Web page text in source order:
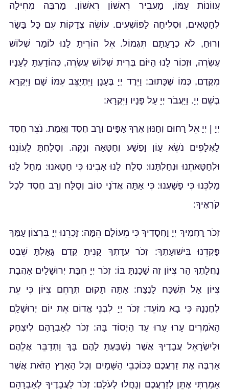
עֲווֹנוֹת עַמּוֹ, מַעֲבִיר רִאשׁוֹן רִאשׁוֹן. מַרְבֶּה מְחִילָה
לְחַטָּאִים, וּסְלִיחָה לַפּוֹשְׁעִים. עוֹשֵׂה צְדָקוֹת עִם כָּל בָּשָׂר
וְרוּחַ, לֹא כְרָעָתָם תִּגְמוֹל. אֵל הוֹרֵיתָ לָנוּ לוֹמַר שְׁלוֹשׁ
עֶשְׂרֵה, וּזְכוֹר לָנוּ הַיּוֹם בְּרִית שְׁלוֹשׁ עֶשְׂרֵה, כְּהוֹדַעְתָּ לֶעָנָיו
מִקֶּדֶם, כְּמוֹ שֶׁכָּתוּב: וַיֵּרֶד יְיָ בֶּעָנָן וַיִּתְיַצֵּב עִמּוֹ שָׁם וַיִּקְרָא
בְשֵׁם יְיָ. וַיַּעֲבֹר יְיָ עַל פָּנָיו וַיִּקְרָא:
יְיָ | יְיָ אֵל רַחוּם וְחַנּוּן אֶרֶךְ אַפַּיִם וְרַב חֶסֶד וֶאֱמֶת. נֹצֵר חֶסֶד
לָאֲלָפִים נֹשֵׂא עָו‍ֹן וָפֶשַׁע וְחַטָּאָה וְנַקֵּה. וְסָלַחְתָּ לַעֲוֹנֵנוּ
וּלְחַטָּאתֵנוּ וּנְחַלְתָּנוּ: סְלַח לָנוּ אָבִינוּ כִּי חָטָאנוּ: מְחַל לָנוּ
מַלְכֵּנוּ כִּי פָשָׁעְנוּ: כִּי אַתָּה אֲדֹנָי טוֹב וְסַלָּח וְרַב חֶסֶד לְכָל
קֹרְאֶיךָ:
זְכֹר רַחֲמֶיךָ יְיָ וַחֲסָדֶיךָ כִּי מֵעוֹלָם הֵמָּה: זָכְרֵנוּ יְיָ בִּרְצוֹן עַמֶּךָ
פָּקְדֵנוּ בִּישׁוּעָתֶךָ: זְכֹר עֲדָתְךָ קָנִיתָ קֶּדֶם גָּאַלְתָּ שֵׁבֶט
נַחֲלָתֶךָ הַר צִיּוֹן זֶה שָׁכַנְתָּ בּוֹ: זְכֹר יְיָ חִבַּת יְרוּשָׁלַיִם אַהֲבַת
צִיּוֹן אַל תִּשְׁכַּח לָנֶצַח: אַתָּה תָקוּם תְּרַחֵם צִיּוֹן כִּי עֵת
לְחֶנְנָהּ כִּי בָא מוֹעֵד: זְכֹר יְיָ לִבְנֵי אֱדוֹם אֵת יוֹם יְרוּשָׁלָ‍ִם
הָאֹמְרִים עָרוּ עָרוּ עַד הַיְסוֹד בָּהּ: זְכֹר לְאַבְרָהָם לְיִצְחָק
וּלְיִשְׂרָאֵל עֲבָדֶיךָ אֲשֶׁר נִשְׁבַּעְתָּ לָהֶם בָּךְ וַתְּדַבֵּר אֲלֵהֶם
אַרְבֶּה אֶת זַרְעֲכֶם כְּכוֹכְבֵי הַשָּׁמָיִם וְכָל הָאָרֶץ הַזֹּאת אֲשֶׁר
אָמַרְתִּי אֶתֵּן לְזַרְעֲכֶם וְנָחֲלוּ לְעֹלָם: זְכֹר לַעֲבָדֶיךָ לְאַבְרָהָם